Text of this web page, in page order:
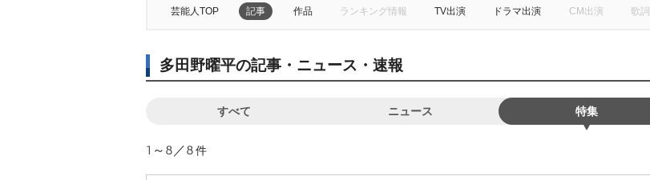
芸能人TOP 記事 作品 ランキング情報 TV出演 ドラマ出演 CM出演 歌詞
多田野曜平の記事・ニュース・速報
すべて ニュース 特集
1～8／8件